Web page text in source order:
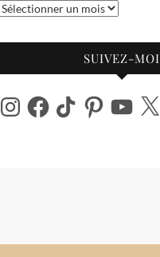
Archives
SUIVEZ-MOI
InstagramFacebook
TikTok PinterestYouTube
X